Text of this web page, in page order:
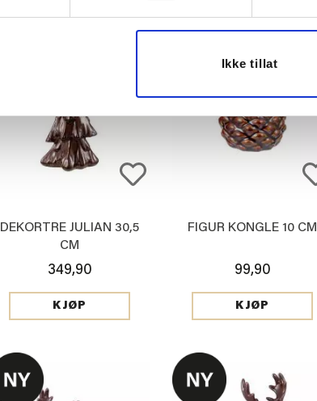
Ikke tillat
DEKORTRE JULIAN 30,5
CM
349,90
KJØP
FIGUR KONGLE 10 CM
99,90
KJØP